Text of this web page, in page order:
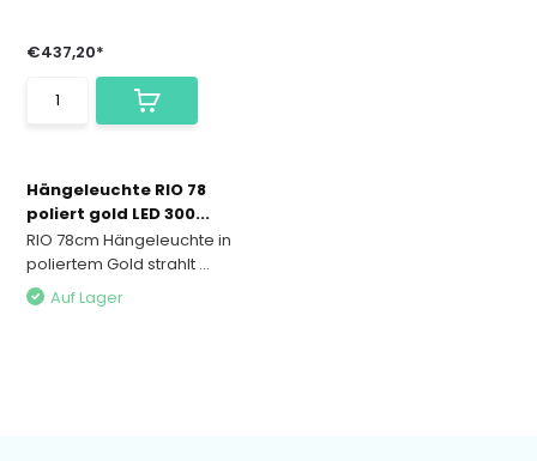
€437,20*
Hängeleuchte RIO 78
poliert gold LED 300...
RIO 78cm Hängeleuchte in
poliertem Gold strahlt ...
Auf Lager